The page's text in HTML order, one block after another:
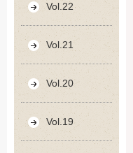
Vol.22
Vol.21
Vol.20
Vol.19